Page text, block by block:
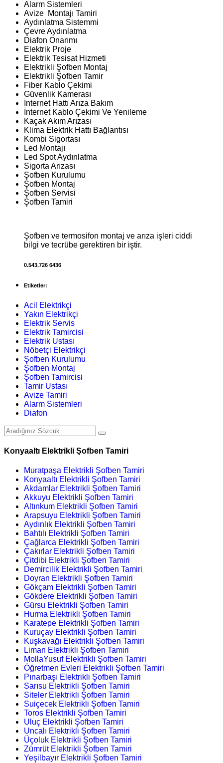
Alarm Sistemleri
Avize Montajı Tamiri
Aydınlatma Sistemmi
Çevre Aydınlatma
Diafon Onarımı
Elektrik Proje
Elektrik Tesisat Hizmeti
Elektrikli Şofben Montaj
Elektrikli Şofben Tamir
Fiber Kablo Çekimi
Güvenlik Kamerası
İnternet Hattı Arıza Bakım
İnternet Kablo Çekimi Ve Yenileme
Kaçak Akım Arızası
Klima Elektrik Hattı Bağlantısı
Kombi Sigortası
Led Montajı
Led Spot Aydınlatma
Sigorta Arızası
Şofben Kurulumu
Şofben Montaj
Şofben Servisi
Şofben Tamiri
Şofben ve termosifon montaj ve arıza işleri ciddi
bilgi ve tecrübe gerektiren bir iştir.
0.543.726 6436
Etiketler:
Acil Elektrikçi
Yakın Elektrikçi
Elektrik Servis
Elektrik Tamircisi
Elektrik Ustası
Nöbetçi Elektrikçi
Şofben Kurulumu
Şofben Montaj
Şofben Tamircisi
Tamir Ustası
Avize Tamiri
Alarm Sistemleri
Diafon
Konyaaltı Elektrikli Şofben Tamiri
Muratpaşa Elektrikli Şofben Tamiri
Konyaaltı Elektrikli Şofben Tamiri
Akdamlar Elektrikli Şofben Tamiri
Akkuyu Elektrikli Şofben Tamiri
Altınkum Elektrikli Şofben Tamiri
Arapsuyu Elektrikli Şofben Tamiri
Aydınlık Elektrikli Şofben Tamiri
Bahtılı Elektrikli Şofben Tamiri
Çağlarca Elektrikli Şofben Tamiri
Çakırlar Elektrikli Şofben Tamiri
Çitdibi Elektrikli Şofben Tamiri
Demircilik Elektrikli Şofben Tamiri
Doyran Elektrikli Şofben Tamiri
Gökçam Elektrikli Şofben Tamiri
Gökdere Elektrikli Şofben Tamiri
Gürsu Elektrikli Şofben Tamiri
Hurma Elektrikli Şofben Tamiri
Karatepe Elektrikli Şofben Tamiri
Kuruçay Elektrikli Şofben Tamiri
Kuşkavağı Elektrikli Şofben Tamiri
Liman Elektrikli Şofben Tamiri
MollaYusuf Elektrikli Şofben Tamiri
Öğretmen Evleri Elektrikli Şofben Tamiri
Pınarbaşı Elektrikli Şofben Tamiri
Sarısu Elektrikli Şofben Tamiri
Siteler Elektrikli Şofben Tamiri
Suiçecek Elektrikli Şofben Tamiri
Toros Elektrikli Şofben Tamiri
Uluç Elektrikli Şofben Tamiri
Uncalı Elektrikli Şofben Tamiri
Üçoluk Elektrikli Şofben Tamiri
Zümrüt Elektrikli Şofben Tamiri
Yeşilbayır Elektrikli Şofben Tamiri